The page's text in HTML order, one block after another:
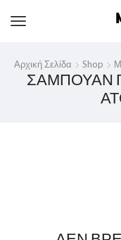
Αρχική Σελίδα Shop
ΣΑΜΠΟΥΆΝ